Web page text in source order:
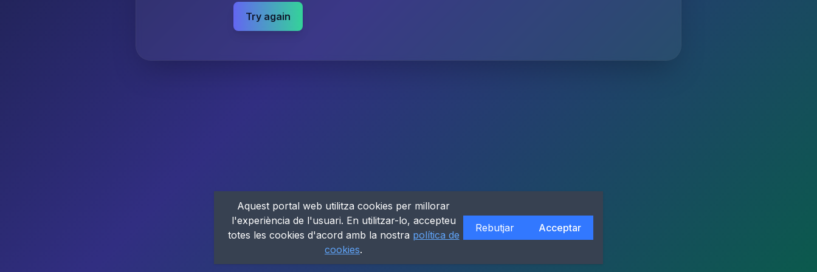
Try again
Aquest portal web utilitza cookies per millorar
l'experiència de l'usuari. En utilitzar-lo, accepteu
totes les cookies d'acord amb la nostra política de
cookies.
Rebutjar Acceptar